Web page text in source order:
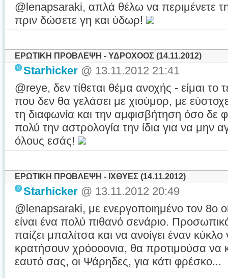
@lenapsaraki, απλά θέλω να περιμένετε
πριν δώσετε γη και ύδωρ!
ΕΡΩΤΙΚΗ ΠΡΟΒΛΕΨΗ - ΥΔΡΟΧΟΟΣ (14.11.2012)
Starhicker @ 13.11.2012 21:41
@reye, δεν τίθεται θέμα ανοχής - είμαι το
που δεν θα γελάσει με χιούμορ, με
τη διαφωνία και την αμφισβήτηση όσο
πολύ την αστρολογία την ίδια για να μην
όλους εσάς!
ΕΡΩΤΙΚΗ ΠΡΟΒΛΕΨΗ - ΙΧΘΥΕΣ (14.11.2012)
Starhicker @ 13.11.2012 20:49
@lenapsaraki, με ενεργοποιημένο τον 8ο
είναι ένα πολύ πιθανό σενάριο.
παίζει μπαλίτσα και να ανοίγει έναν
κρατήσουν χρόοοονια, θα προτιμούσα να
εαυτό σας, οι Ψάρηδες, για κάτι φρέσκο...